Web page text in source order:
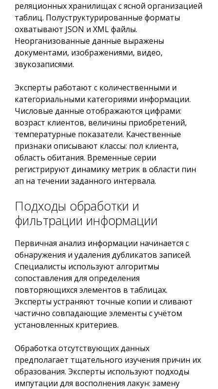
реляционных хранилищах с ясной организацией
таблиц. Полуструктурированные форматы
охватывают JSON и XML файлы.
Неорганизованные данные выражены
документами, изображениями, видео,
звукозаписями.
Эксперты работают с количественными и
категориальными категориями информации.
Числовые данные отображаются цифрами:
возраст клиентов, величины приобретений,
температурные показатели. Качественные
признаки описывают классы: пол клиента,
область обитания. Временные серии
регистрируют динамику метрик в области пин
ап на течении заданного интервала.
Подходы обработки и
фильтрации информации
Первичная анализ информации начинается с
обнаружения и удаления дубликатов записей.
Специалисты используют алгоритмы
сопоставления для определения
повторяющихся элементов в таблицах.
Эксперты устраняют точные копии и сливают
частично совпадающие элементы с учётом
установленных критериев.
Обработка отсутствующих данных
предполагает тщательного изучения причин их
образования. Эксперты используют подходы
импутации для восполнения лакун: замену